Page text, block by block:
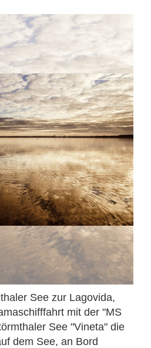
anfragen
See zur Lagovida,
mit der "MS
See "Vineta" die
dem See, an Bord